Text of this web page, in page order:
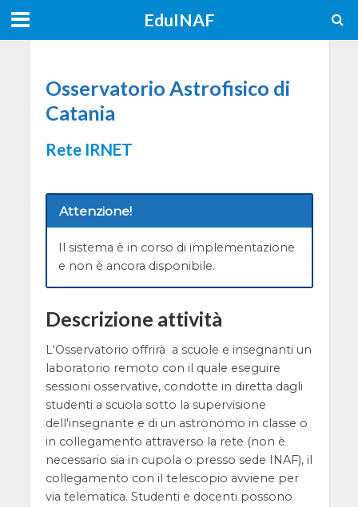
EduINAF
Osservatorio Astrofisico di
Catania
Rete IRNET
Attenzione!
Il sistema è in corso di implementazione
e non è ancora disponibile.
Descrizione attività
L'Osservatorio offrirà a scuole e insegnanti un
laboratorio remoto con il quale eseguire
sessioni osservative, condotte in diretta dagli
studenti a scuola sotto la supervisione
dell'insegnante e di un astronomo in classe o
in collegamento attraverso la rete (non è
necessario sia in cupola o presso sede INAF), il
collegamento con il telescopio avviene per
via telematica. Studenti e docenti possono